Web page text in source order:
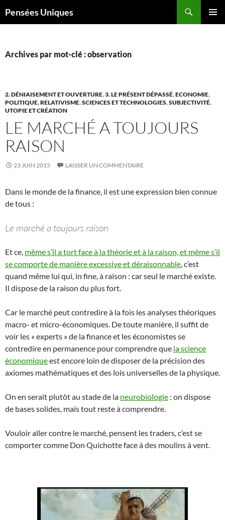
Pensées Uniques
Archives par mot-clé : observation
2. DÉNIAISEMENT ET OUVERTURE,3. LE PRÉSENT DÉPASSÉ,ECONOMIE,
POLITIQUE,RELATIVISME,SCIENCES ET TECHNOLOGIES,SUBJECTIVITÉ,
UTOPIE ET CRÉATION
LE MARCHÉ A TOUJOURS
RAISON
23 JUIN 2015 LAISSER UN COMMENTAIRE
Dans le monde de la finance, il est une expression bien connue
de tous :
Le marché a toujours raison
Et ce, même s’il a tort face à la théorie et à la raison, et même s’il
se comporte de manière excessive et déraisonnable, c’est
quand même lui qui, in fine, à raison : car seul le marché existe.
Il dispose de la raison du plus fort.
Car le marché peut contredire à la fois les analyses théoriques
macro- et micro-économiques. De toute manière, il suffit de
voir les « experts » de la finance et les économistes se
contredire en permanence pour comprendre que la science
économiqueest encore loin de disposer de la précision des
axiomes mathématiques et des lois universelles de la physique.
On en serait plutôt au stade de la neurobiologie : on dispose
de bases solides, mais tout reste à comprendre.
Vouloir aller contre le marché, pensent les traders, c’est se
comporter comme Don Quichotte face à des moulins à vent.